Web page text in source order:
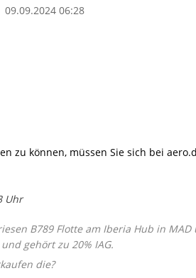
06:28
zu können, müssen Sie sich bei
Uhr
B789 Flotte am Iberia Hub in
gehört zu 20% IAG.
die?